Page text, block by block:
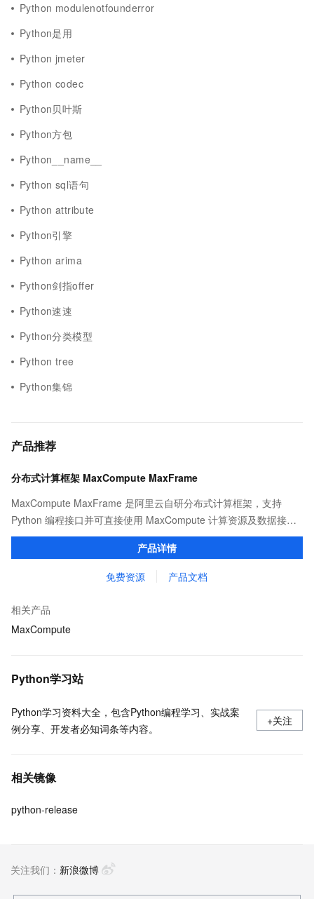
Python modulenotfounderror
Python是用
Python jmeter
Python codec
Python贝叶斯
Python方包
Python__name__
Python sql语句
Python attribute
Python引擎
Python arima
Python剑指offer
Python速速
Python分类模型
Python tree
Python集锦
产品推荐
分布式计算框架 MaxCompute MaxFrame
MaxCompute MaxFrame 是阿里云自研分布式计算框架，支持
Python 编程接口并可直接使用 MaxCompute 计算资源及数据接
口，与 MaxCompute Notebook、镜像管理等功能共同构成
MaxCompute 完整 Python 开发生态。
产品详情
免费资源 产品文档
相关产品
MaxCompute
Python学习站
Python学习资料大全，包含Python编程学习、实战案
例分享、开发者必知词条等内容。
+关注
相关镜像
python-release
关注我们： 新浪微博